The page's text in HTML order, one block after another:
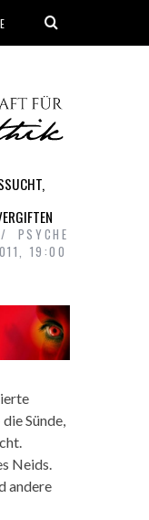
PSYCHE
19:00
Sünde,
Neids.
andere